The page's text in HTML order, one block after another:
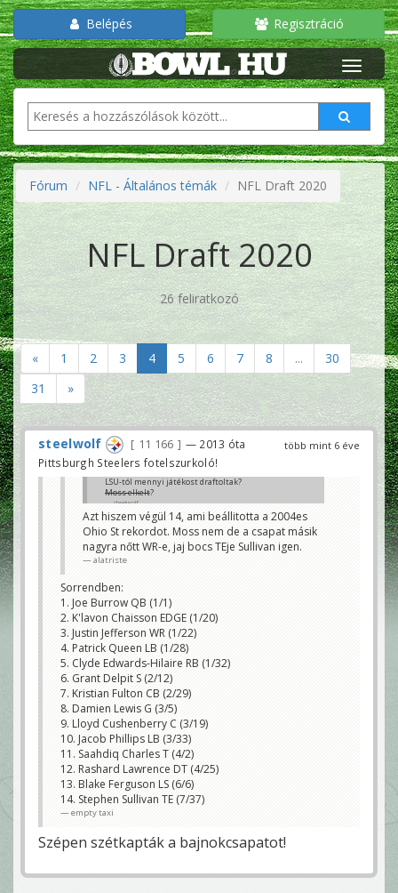
Belépés Regisztráció
Fórum NFL - Általános témák NFL Draft 2020
NFL Draft 2020
26 feliratkozó
« 1 2 3 4 5 6 7 8 ...
30
31
»
több mint 6 éve
steelwolf 11 166
— 2013 óta
Pittsburgh Steelers fotelszurkoló!
LSU-tól mennyi játékost draftoltak?
Moss elkelt?
steelwolf
Azt hiszem végül 14, ami beállitotta a 2004es
Ohio St rekordot. Moss nem de a csapat másik
nagyra nőtt WR-e, jaj bocs TEje Sullivan igen.
alatriste
Sorrendben:
1. Joe Burrow QB (1/1)
2. K'lavon Chaisson EDGE (1/20)
3. Justin Jefferson WR (1/22)
4. Patrick Queen LB (1/28)
5. Clyde Edwards-Hilaire RB (1/32)
6. Grant Delpit S (2/12)
7. Kristian Fulton CB (2/29)
8. Damien Lewis G (3/5)
9. Lloyd Cushenberry C (3/19)
10. Jacob Phillips LB (3/33)
11. Saahdiq Charles T (4/2)
12. Rashard Lawrence DT (4/25)
13. Blake Ferguson LS (6/6)
14. Stephen Sullivan TE (7/37)
empty taxi
Szépen szétkapták a bajnokcsapatot!